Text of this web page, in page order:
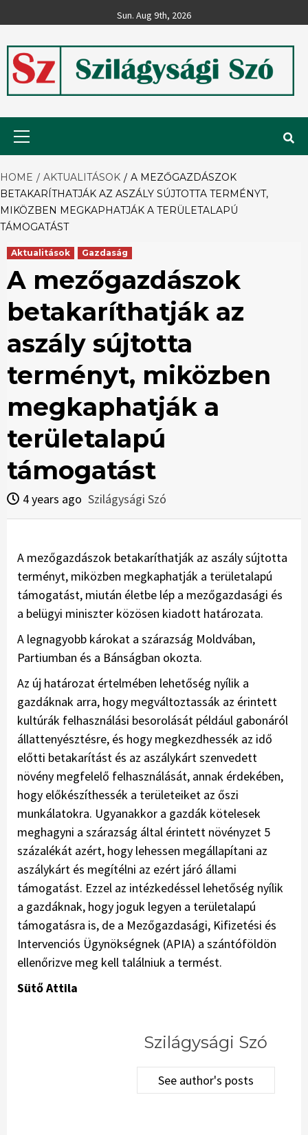
to
Sun. Aug 9th, 2026
Szilágysági
Szó
HOME AKTUALITÁSOK
A MEZŐGAZDÁSZOK
BETAKARÍTHATJÁK AZ ASZÁLY SÚJTOTTA TERMÉNYT,
MIKÖZBEN MEGKAPHATJÁK A TERÜLETALAPÚ
TÁMOGATÁST
Aktualitások Gazdaság
A mezőgazdászok
betakaríthatják az
aszály sújtotta
terményt, miközben
megkaphatják a
területalapú
támogatást
4 years ago Szilágysági Szó
A mezőgazdászok betakaríthatják az aszály sújtotta
terményt, miközben megkaphatják a területalapú
támogatást, miután életbe lép a mezőgazdasági és
a belügyi miniszter közösen kiadott határozata.
A legnagyobb károkat a szárazság Moldvában,
Partiumban és a Bánságban okozta.
Az új határozat értelmében lehetőség nyílik a
gazdáknak arra, hogy megváltoztassák az érintett
kultúrák felhasználási besorolását például gabonáról
állattenyésztésre, és hogy megkezdhessék az idő
előtti betakarítást és az aszálykárt szenvedett
növény megfelelő felhasználását, annak érdekében,
hogy előkészíthessék a területeiket az őszi
munkálatokra. Ugyanakkor a gazdák kötelesek
meghagyni a szárazság által érintett növényzet 5
százalékát azért, hogy lehessen megállapítani az
aszálykárt és megítélni az ezért járó állami
támogatást. Ezzel az intézkedéssel lehetőség nyílik
a gazdáknak, hogy joguk legyen a területalapú
támogatásra is, de a Mezőgazdasági, Kifizetési és
Intervenciós Ügynökségnek (APIA) a szántóföldön
ellenőrizve meg kell találniuk a termést.
Sütő Attila
Szilágysági Szó
See author's posts